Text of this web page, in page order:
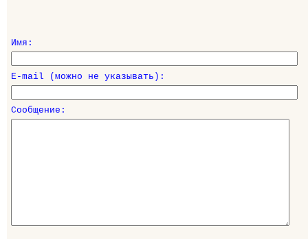
Имя:
E-mail (можно не указывать):
Сообщение: